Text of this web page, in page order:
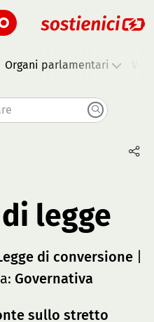
Organi parlamentari
legge
di conversione|
Governativa
sullo stretto